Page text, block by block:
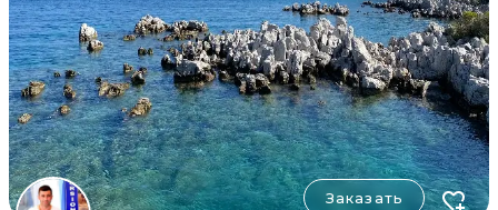
Заказать